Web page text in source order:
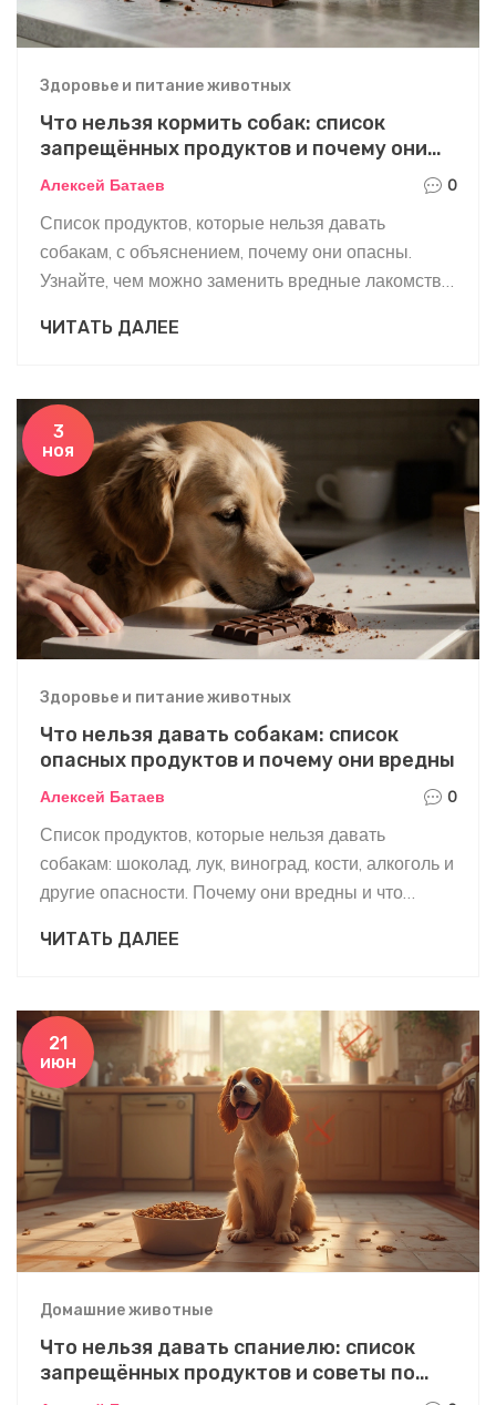
Здоровье и питание животных
Что нельзя кормить собак: список
запрещённых продуктов и почему они
опасны
Алексей Батаев 0
Список продуктов, которые нельзя давать
собакам, с объяснением, почему они опасны.
Узнайте, чем можно заменить вредные лакомства
ЧИТАТЬ ДАЛЕЕ
3
ноя
Здоровье и питание животных
Что нельзя давать собакам: список
опасных продуктов и почему они вредны
Алексей Батаев 0
Список продуктов, которые нельзя давать
собакам: шоколад, лук, виноград, кости, алкоголь и
другие опасности. Почему они вредны и что
ЧИТАТЬ ДАЛЕЕ
21
июн
Домашние животные
Что нельзя давать спаниелю: список
запрещённых продуктов и советы по
кормлению